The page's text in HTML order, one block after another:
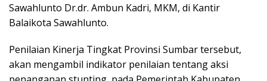
Sawahlunto Dr.dr. Ambun Kadri, MKM, di Kantir
Balaikota Sawahlunto.
Penilaian Kinerja Tingkat Provinsi Sumbar tersebut,
akan mengambil indikator penilaian tentang aksi